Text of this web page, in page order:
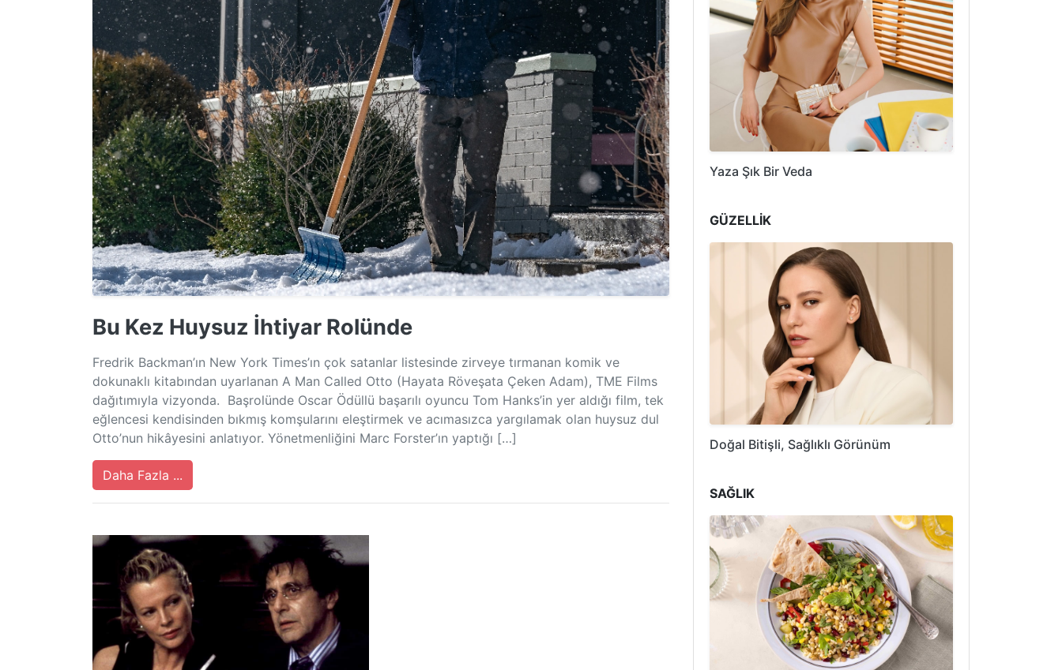
Bu Kez Huysuz İhtiyar Rolünde
Fredrik Backman’ın New York Times’ın çok satanlar listesinde zirveye tırmanan komik ve
dokunaklı kitabından uyarlanan A Man Called Otto (Hayata Röveşata Çeken Adam), TME Films
dağıtımıyla vizyonda. Başrolünde Oscar Ödüllü başarılı oyuncu Tom Hanks’in yer aldığı film, tek
eğlencesi kendisinden bıkmış komşularını eleştirmek ve acımasızca yargılamak olan huysuz dul
Otto’nun hikâyesini anlatıyor. Yönetmenliğini Marc Forster’ın yaptığı […]
Daha Fazla ...
Yaza Şık Bir Veda
GÜZELLİK
Doğal Bitişli, Sağlıklı Görünüm
SAĞLIK